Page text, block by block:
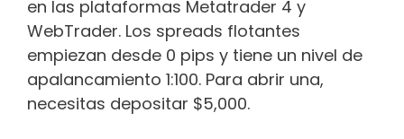
en las plataformas Metatrader 4 y
WebTrader. Los spreads flotantes
empiezan desde 0 pips y tiene un nivel de
apalancamiento 1:100. Para abrir una,
necesitas depositar $5,000.